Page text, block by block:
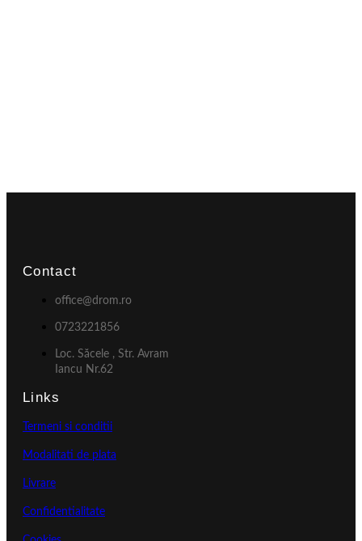
Contact
office@drom.ro
0723221856
Loc. Săcele , Str. Avram
Iancu Nr.62
Links
Termeni si conditii
Modalitati de plata
Livrare
Confidentialitate